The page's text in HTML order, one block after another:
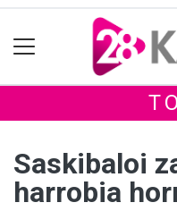
Saskibaloi
harrobia